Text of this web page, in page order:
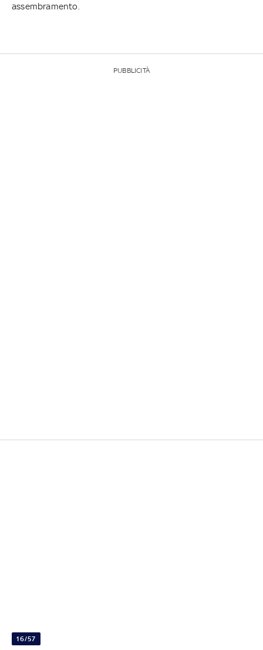
assembramento.
PUBBLICITÀ
16/57